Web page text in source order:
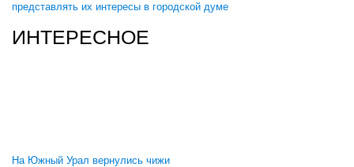
представлять их интересы в городской думе
ИНТЕРЕСНОЕ
На Южный Урал вернулись чижи